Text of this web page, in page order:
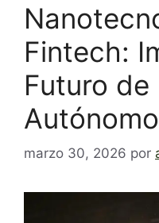
Fintech:
Futuro de
marzo 30, 2026 por